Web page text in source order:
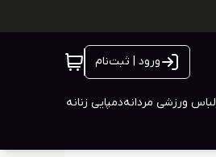
ورود | ثبت‌نام
لباس ورزشی مردانهدمپایی زنانه